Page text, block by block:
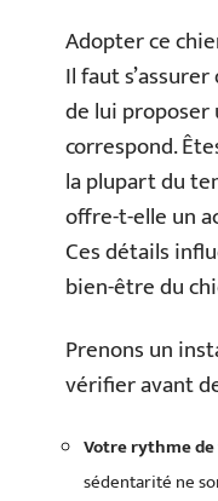
Adopter ce
Il faut
de lui proposer
correspond.
la plupart du
offre-t-elle un
Ces détails
bien-être du
Prenons un
vérifier avant
Votre rythme
sédentarité ne